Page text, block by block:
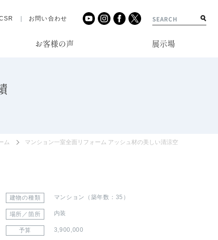
お問い合わせ
お客様の声 展示場
ム マンション一室全面リフォーム アッシュ材の美しい清涼空間
建物の種類 マンション（築年数：35）
場所／箇所 内装
予算 3,900,000